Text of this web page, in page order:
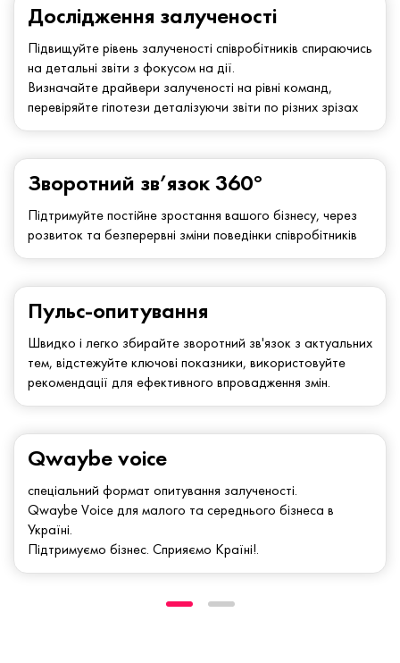
Дослідження залученості
Підвищуйте рівень залученості співробітників спираючись
на детальні звіти з фокусом на дії.
Визначайте драйвери залученості на рівні команд,
перевіряйте гіпотези деталізуючи звіти по різних зрізах
Зворотний зв’язок 360°
Підтримуйте постійне зростання вашого бізнесу, через
розвиток та безперервні зміни поведінки співробітників
Qwaybe voice
спеціальний формат опитування залученості.
Qwaybe Voice для малого та середнього бізнеса в
Україні.
Підтримуємо бізнес. Сприяємо Країні!.
Пульс-опитування
Швидко і легко збирайте зворотний зв'язок з актуальних
тем, відстежуйте ключові показники, використовуйте
рекомендації для ефективного впровадження змін.